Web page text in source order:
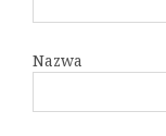
Nazwa